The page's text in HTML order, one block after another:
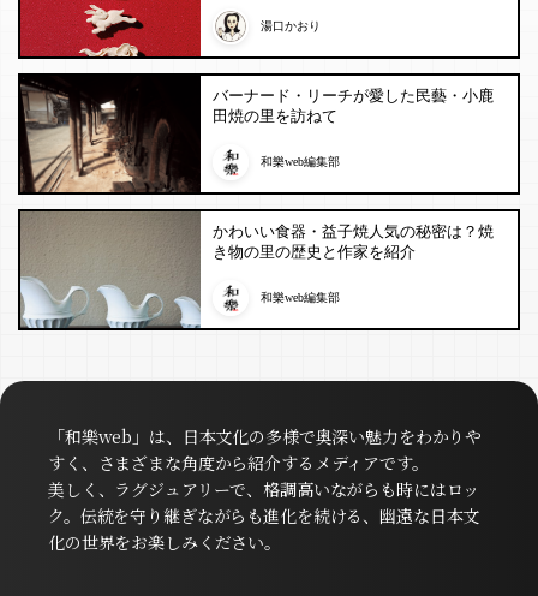
湯口かおり
バーナード・リーチが愛した民藝・小鹿
田焼の里を訪ねて
和樂web編集部
かわいい食器・益子焼人気の秘密は？焼
き物の里の歴史と作家を紹介
和樂web編集部
「和樂web」は、日本文化の多様で奥深い魅力をわかりや
すく、さまざまな角度から紹介するメディアです。
美しく、ラグジュアリーで、格調高いながらも時にはロッ
ク。伝統を守り継ぎながらも進化を続ける、幽遠な日本文
化の世界をお楽しみください。